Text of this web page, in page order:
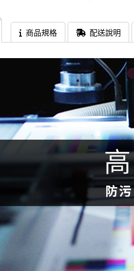
商品規格 配送說明